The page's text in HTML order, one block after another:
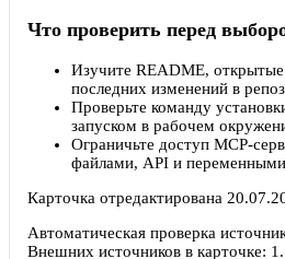
Что проверить перед
Изучите README,
последних изменений в
Проверьте команду
запуском в рабочем
Ограничьте доступ MCP-
файлами, API и
Карточка отредактирована
Автоматическая проверка
Внешних источников в карточке: 1 .